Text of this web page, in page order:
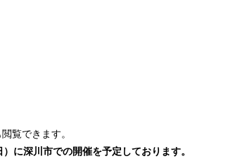
覧できます。
に深川市での開催を予定しております。